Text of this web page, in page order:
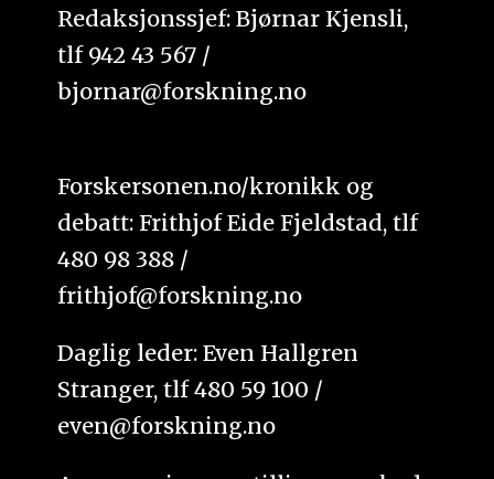
Redaksjonssjef: Bjørnar Kjensli,
tlf 942 43 567 /
bjornar@forskning.no
Forskersonen.no/kronikk og
debatt: Frithjof Eide Fjeldstad, tlf
480 98 388 /
frithjof@forskning.no
Daglig leder: Even Hallgren
Stranger, tlf 480 59 100 /
even@forskning.no